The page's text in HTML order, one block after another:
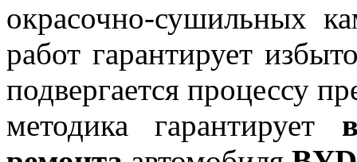
окрасочно-сушильных
работ гарантирует
подвергается процессу
методика гарантирует